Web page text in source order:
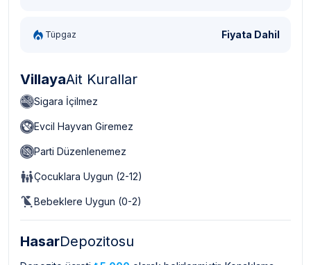
Tüpgaz Fiyata Dahil
VillayaAit Kurallar
Sigara İçilmez
Evcil Hayvan Giremez
Parti Düzenlenemez
Çocuklara Uygun (2-12)
Bebeklere Uygun (0-2)
HasarDepozitosu